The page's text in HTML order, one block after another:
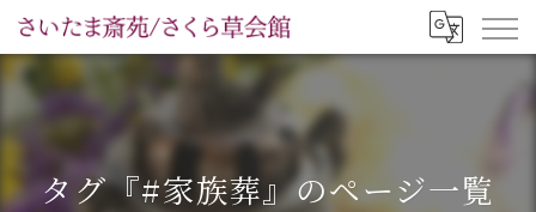
タグ『#家族葬』のページ一覧